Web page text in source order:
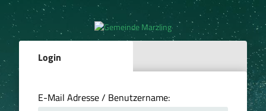
Login
E-Mail Adresse / Benutzername: